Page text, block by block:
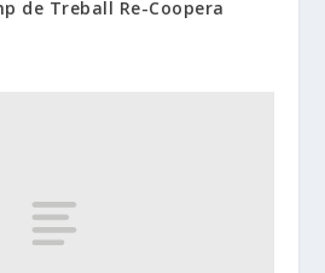
de Treball Re-Coopera